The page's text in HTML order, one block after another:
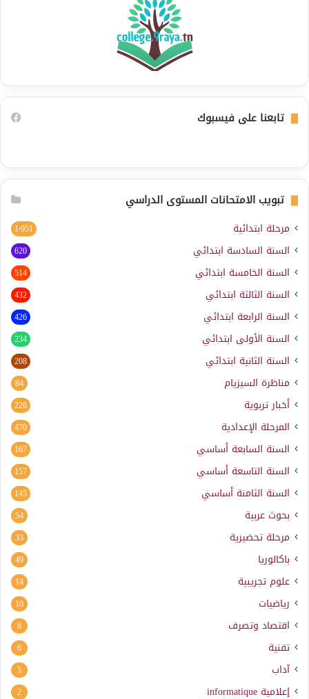
تابعنا على فيسبوك
تبويب الامتحانات المستوى الدراسي
مرحلة ابتدائية 1٬951
السنة السادسة ابتدائي 620
السنة الخامسة ابتدائي 514
السنة الثالثة ابتدائي 432
السنة الرابعة ابتدائي 426
السنة الأولى ابتدائي 234
السنة الثانية ابتدائي 208
مناظرة السيزيام 84
أخبار تربوية 226
المرحلة الإعدادية 470
السنة السابعة أساسي 167
السنة التاسعة أساسي 157
السنة الثامنة أساسي 145
بحوث عربية 54
مرحلة تحضيرية 33
باكالوريا 49
علوم تجريبية 14
رياضيات 10
اقتصاد وتصرف 8
تقنية 6
آداب 5
إعلامية informatique
2